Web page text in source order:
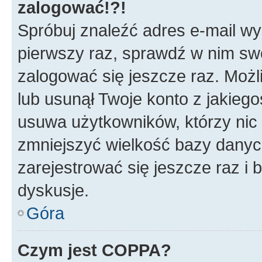
zalogować!?!
Spróbuj znaleźć adres e-mail
pierwszy raz, sprawdź w nim
zalogować się jeszcze raz.
lub usunął Twoje konto z
usuwa użytkowników, którzy
zmniejszyć wielkość bazy
zarejestrować się jeszcze raz i
dyskusje.
Góra
Czym jest COPPA?